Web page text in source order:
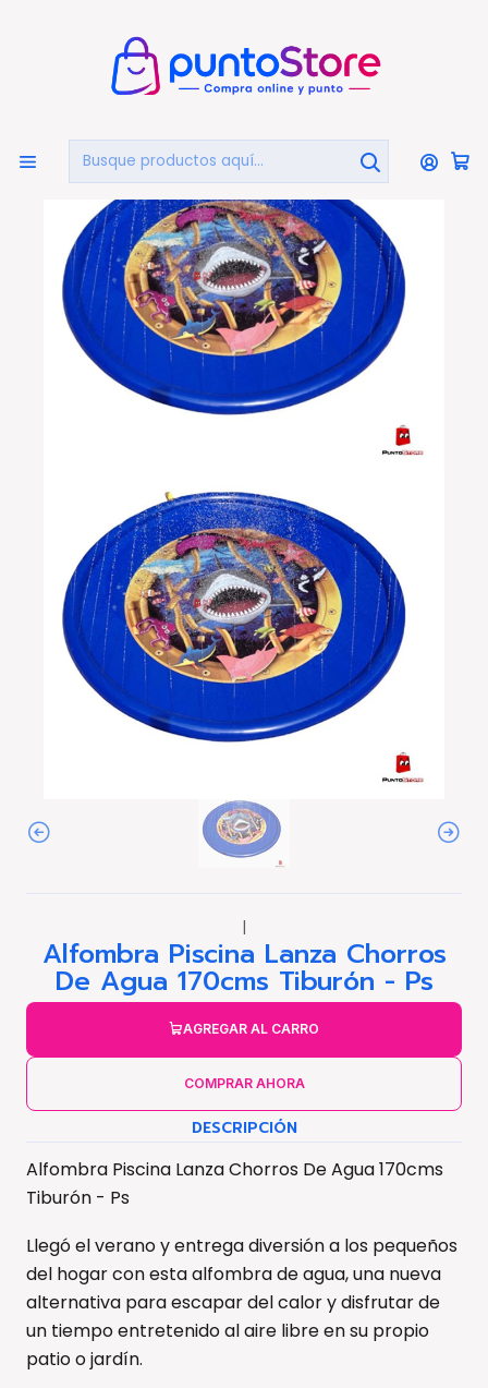
OTRAS CATEGORIAS Piscinas Y Accesorios
Alfombras De Agua
Alfombra Piscina Lanza Chorros De Agua 170cms
|
Alfombra Piscina Lanza Chorros
De Agua 170cms Tiburón - Ps
AGREGAR AL CARRO
COMPRAR AHORA
DESCRIPCIÓN
Alfombra Piscina Lanza Chorros De Agua 170cms
Tiburón - Ps
Llegó el verano y entrega diversión a los pequeños
del hogar con esta alfombra de agua, una nueva
alternativa para escapar del calor y disfrutar de
un tiempo entretenido al aire libre en su propio
patio o jardín.